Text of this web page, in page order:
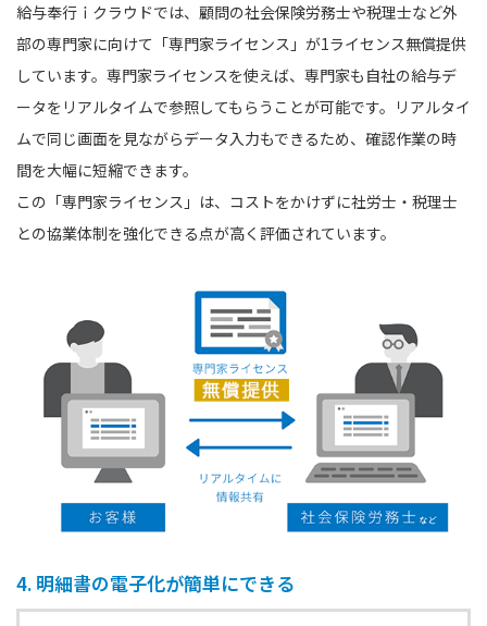
給与奉行ｉクラウドでは、顧問の社会保険労務士や税理士など外
部の専門家に向けて「専門家ライセンス」が1ライセンス無償提供
しています。専門家ライセンスを使えば、専門家も自社の給与デ
ータをリアルタイムで参照してもらうことが可能です。リアルタイ
ムで同じ画面を見ながらデータ入力もできるため、確認作業の時
間を大幅に短縮できます。
この「専門家ライセンス」は、コストをかけずに社労士・税理士
との協業体制を強化できる点が高く評価されています。
4. 明細書の電子化が簡単にできる